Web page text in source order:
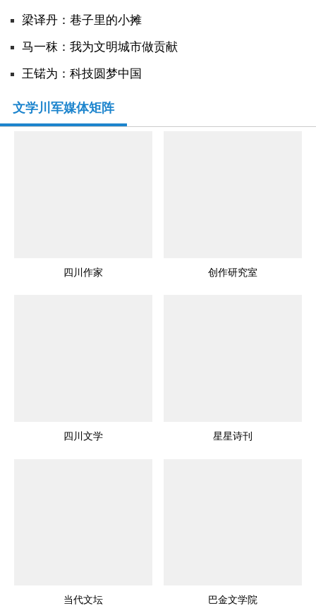
​梁译丹：巷子里的小摊
马一秣：我为文明城市做贡献
王锘为：科技圆梦中国
文学川军媒体矩阵
四川作家 创作研究室
四川文学 星星诗刊
当代文坛 巴金文学院